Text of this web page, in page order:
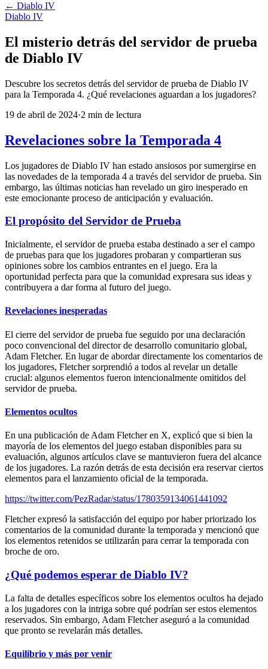
← Diablo IV
Diablo IV
El misterio detrás del servidor de prueba
de Diablo IV
Descubre los secretos detrás del servidor de prueba de Diablo IV
para la Temporada 4. ¿Qué revelaciones aguardan a los jugadores?
19 de abril de 2024·2 min de lectura
Revelaciones sobre la Temporada 4
Los jugadores de Diablo IV han estado ansiosos por sumergirse en
las novedades de la temporada 4 a través del servidor de prueba. Sin
embargo, las últimas noticias han revelado un giro inesperado en
este emocionante proceso de anticipación y evaluación.
El propósito del Servidor de Prueba
Inicialmente, el servidor de prueba estaba destinado a ser el campo
de pruebas para que los jugadores probaran y compartieran sus
opiniones sobre los cambios entrantes en el juego. Era la
oportunidad perfecta para que la comunidad expresara sus ideas y
contribuyera a dar forma al futuro del juego.
Revelaciones inesperadas
El cierre del servidor de prueba fue seguido por una declaración
poco convencional del director de desarrollo comunitario global,
Adam Fletcher. En lugar de abordar directamente los comentarios de
los jugadores, Fletcher sorprendió a todos al revelar un detalle
crucial: algunos elementos fueron intencionalmente omitidos del
servidor de prueba.
Elementos ocultos
En una publicación de Adam Fletcher en X, explicó que si bien la
mayoría de los elementos del juego estaban disponibles para su
evaluación, algunos artículos clave se mantuvieron fuera del alcance
de los jugadores. La razón detrás de esta decisión era reservar ciertos
elementos para el lanzamiento oficial de la temporada.
https://twitter.com/PezRadar/status/1780359134061441092
Fletcher expresó la satisfacción del equipo por haber priorizado los
comentarios de la comunidad durante la temporada y mencionó que
los elementos retenidos se utilizarán para cerrar la temporada con
broche de oro.
¿Qué podemos esperar de Diablo IV?
La falta de detalles específicos sobre los elementos ocultos ha dejado
a los jugadores con la intriga sobre qué podrían ser estos elementos
reservados. Sin embargo, Adam Fletcher aseguró a la comunidad
que pronto se revelarán más detalles.
Equilibrio y más por venir